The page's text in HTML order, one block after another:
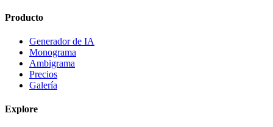
Producto
Generador de IA
Monograma
Ambigrama
Precios
Galería
Explore